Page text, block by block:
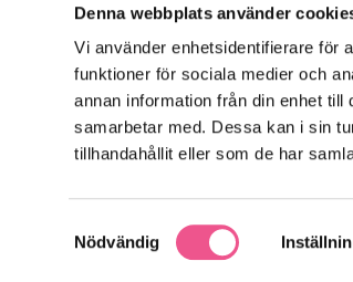
Denna webbplats använder
Vi använder enhetsidentifierare för
funktioner för sociala medier och
annan information från din enhet
samarbetar med. Dessa kan i sin
tillhandahållit eller som de har
Samtyckesval
Nödvändig
Om Baresso
Baresso Magasin
Om Baresso.se
Cookiepolicy
Smspolicy